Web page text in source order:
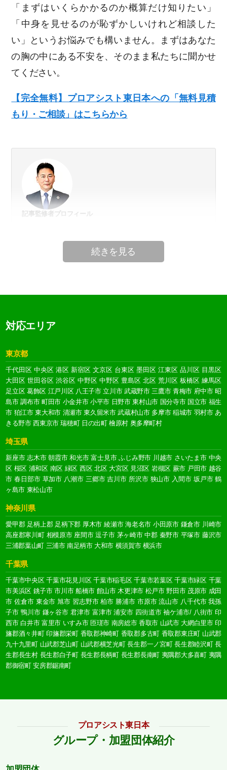
「まずはいくらかかるのか概算だけ知りたい」
「中身を見せるのが恥ずかしいけれど相談した
い」というお悩みでも構いません。まずはあなた
の胸の中にある不安を、そのまま私たちに聞かせ
てください。
【完全無料】プロアシスト東日本への「無料見積
もり・ご相談」はこちらから
記事監修者プロフィール
掃に携わる。手がけた遺品整理で発見された貴重品のうち、お
返ししたタンス預金の合計だけでも3億3千万円にも上り、貴金
属などの有価物を含むと5億円近くの金品を依頼者の手元に返し
い。また不動産の処分も一括で請け負い、いわるゆ「負動産」
一般社団法人家財整理相談窓口会員
株式会社RISE プロアシスト東日本
代表 仲井
対応エリア
東京都
千代田区 中央区 港区 新宿区 文京区 台東区 墨田区 江東区 品川区 目黒区
大田区 世田谷区 渋谷区 中野区 中野区 豊島区 北区 荒川区 板橋区 練馬区
足立区 葛飾区 江戸川区 八王子市 立川市 武蔵野市 三鷹市 青梅市 府中市 昭
島市 調布市 町田市 小金井市 小平市 日野市 東村山市 国分寺市 国立市 福生
市 狛江市 東大和市 清瀬市 東久留米市 武蔵村山市 多摩市 稲城市 羽村市 あ
きる野市 西東京市 瑞穂町 日の出町 檜原村 奥多摩町村
埼玉県
新座市 志木市 朝霞市 和光市 富士見市 ふじみ野市 川越市 さいたま市 中央
区 桜区 浦和区 南区 緑区 西区 北区 大宮区 見沼区 岩槻区 蕨市 戸田市 越谷
市 春日部市 草加市 八潮市 三郷市 吉川市 所沢市 狭山市 入間市 坂戸市 鶴
ヶ島市 東松山市
神奈川県
愛甲郡 足柄上郡 足柄下郡 厚木市 綾瀬市 海老名市 小田原市 鎌倉市 川崎市
高座郡寒川町 相模原市 座間市 逗子市 茅ヶ崎市 中郡 秦野市 平塚市 藤沢市
三浦郡葉山町 三浦市 南足柄市 大和市 横須賀市 横浜市
千葉県
千葉市中央区 千葉市花見川区 千葉市稲毛区 千葉市若葉区 千葉市緑区 千葉
市美浜区 銚子市 市川市 船橋市 館山市 木更津市 松戸市 野田市 茂原市 成田
市 佐倉市 東金市 旭市 習志野市 柏市 勝浦市 市原市 流山市 八千代市 我孫
子市 鴨川市 鎌ヶ谷市 君津市 富津市 浦安市 四街道市 袖ケ浦市/ 八街市 印
西市 白井市 富里市 いすみ市 匝瑳市 南房総市 香取市 山武市 大網白里市 印
旛郡酒々井町 印旛郡栄町 香取郡神崎町 香取郡多古町 香取郡東庄町 山武郡
九十九里町 山武郡芝山町 山武郡横芝光町 長生郡一ノ宮町 長生郡睦沢町 長
生郡長生村 長生郡白子町 長生郡長柄町 長生郡長南町 夷隅郡大多喜町 夷隅
郡御宿町 安房郡鋸南町
プロアシスト東日本
グループ・加盟団体紹介